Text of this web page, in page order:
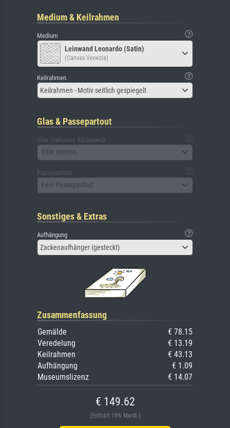
Medium & Keilrahmen
Medium
Leinwand Leonardo (Satin)
(Canvas Venezia)
Keilrahmen
Keilrahmen - Motiv seitlich gespiegelt
Glas & Passepartout
Glas (inklusive Rückwand)
Bitte wählen
Passepartout
Kein Passepartout
Sonstiges & Extras
Aufhängung
Zackenaufhänger (gesteckt)
Zusammenfassung
Gemälde
€ 78.15
Veredelung
€ 13.19
Keilrahmen
€ 43.13
Aufhängung
€ 1.09
Museumslizenz
€ 14.07
€ 149.62
(Enthält 19% MwSt.)